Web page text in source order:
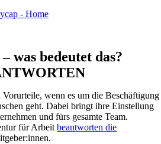
was bedeutet das?
wenn es um die Beschäftigung
geht. Dabei bringt ihre Einstellung
und fürs gesamte Team.
für Arbeitbeantworten die